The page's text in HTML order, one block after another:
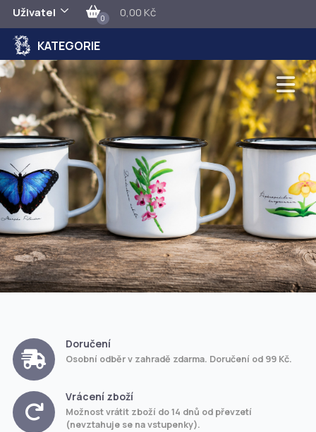
Uživatel 0 0,00 Kč
KATEGORIE
Doručení
Osobní odběr v zahradě zdarma. Doručení od 99 Kč.
Vrácení zboží
Možnost vrátit zboží do 14 dnů od převzetí
(nevztahuje se na vstupenky).